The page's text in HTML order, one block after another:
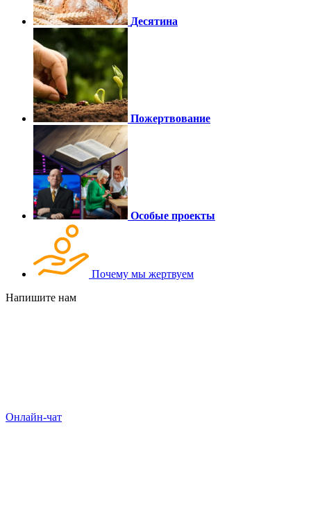
Десятина
Пожертвование
Особые проекты
Почему мы жертвуем
Напишите нам
Онлайн-чат